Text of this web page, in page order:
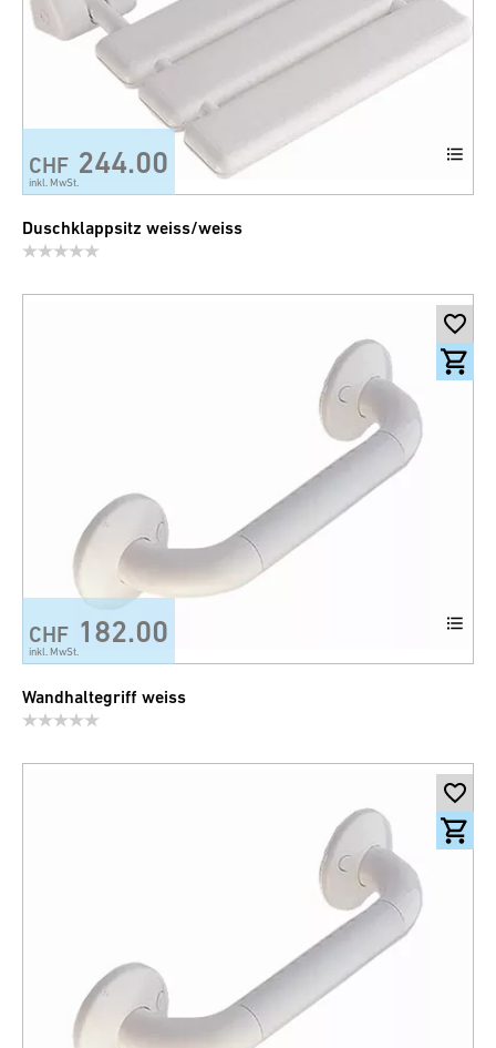
CHF 244.00
inkl. MwSt.
Duschklappsitz weiss/weiss
CHF 182.00
inkl. MwSt.
Wandhaltegriff weiss